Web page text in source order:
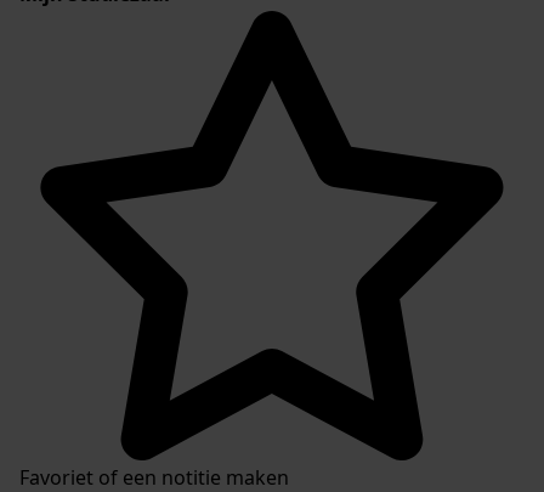
Favoriet of een notitie maken